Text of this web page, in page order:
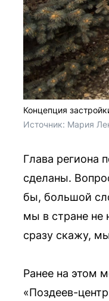
Концепция
Источник: Мария
Глава региона
сделаны.
бы, большой
мы в стране не
сразу скажу,
Ранее на этом
«Поздеев-